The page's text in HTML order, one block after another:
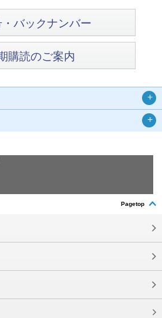
バックナンバー
購読のご案内
Pagetop